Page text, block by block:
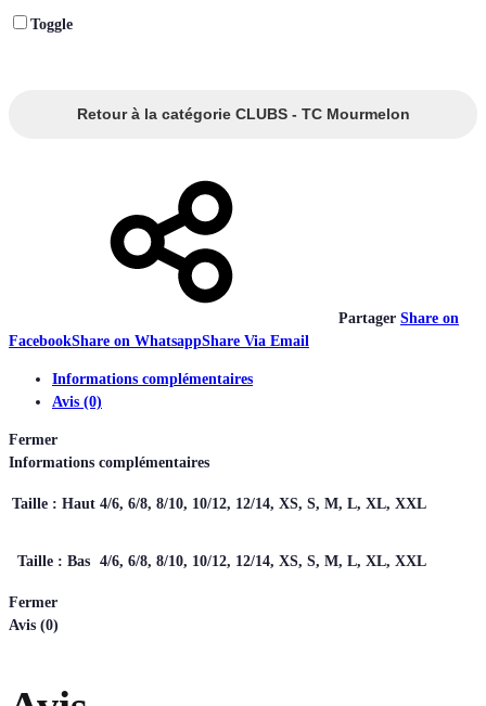
Toggle
Retour à la catégorie CLUBS - TC Mourmelon
Partager Share on
FacebookShare on WhatsappShare Via Email
Informations complémentaires
Avis (0)
Fermer
Informations complémentaires
Taille : Haut 4/6, 6/8, 8/10, 10/12, 12/14, XS, S, M, L, XL, XXL
Taille : Bas 4/6, 6/8, 8/10, 10/12, 12/14, XS, S, M, L, XL, XXL
Fermer
Avis (0)